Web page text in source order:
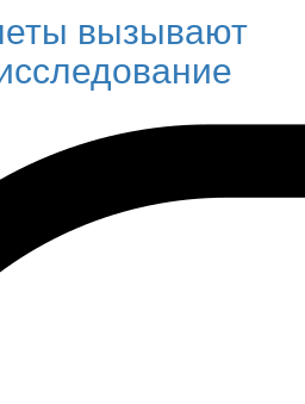
вызывают